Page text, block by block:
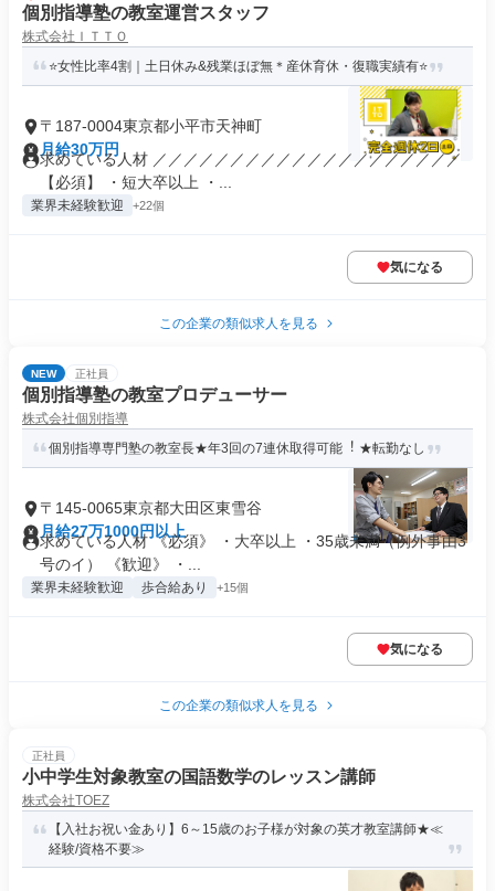
個別指導塾の教室運営スタッフ
株式会社ＩＴＴＯ
⭐女性比率4割｜土日休み&残業ほぼ無＊産休育休・復職実績有⭐
〒187-0004東京都小平市天神町
月給30万円
求めている人材 ／／／／／／／／／／／／／／／／／／／／
【必須】 ・短大卒以上 ・...
業界未経験歓迎 +22個
気になる
この企業の類似求人を見る
NEW 正社員
個別指導塾の教室プロデューサー
株式会社個別指導
個別指導専門塾の教室長★年3回の7連休取得可能︕ ★転勤なし
〒145-0065東京都大田区東雪谷
月給27万1000円以上
求めている人材 《必須》 ・大卒以上 ・35歳未満（例外事由3
号のイ） 《歓迎》 ・...
業界未経験歓迎 歩合給あり +15個
気になる
この企業の類似求人を見る
正社員
小中学生対象教室の国語数学のレッスン講師
株式会社TOEZ
【入社お祝い金あり】6～15歳のお子様が対象の英才教室講師★≪
経験/資格不要≫